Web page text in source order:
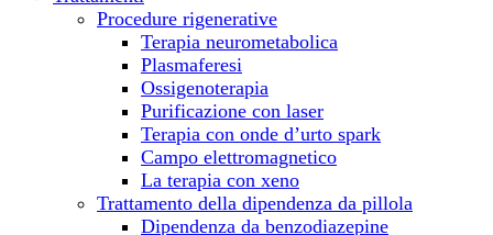
Procedure rigenerative
Terapia neurometabolica
Plasmaferesi
Ossigenoterapia
Purificazione con laser
Terapia con onde d’urto spark
Campo elettromagnetico
La terapia con xeno
Trattamento della dipendenza da pillola
Dipendenza da benzodiazepine